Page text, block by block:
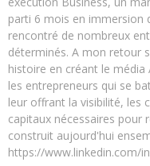
parti 6 mois en immersion
rencontré de nombreux
déterminés. A mon retour
histoire en créant le
les entrepreneurs qui se
leur offrant la visibilité, les
capitaux nécessaires pour
construit aujourd'hui
https://www.linkedin.com/